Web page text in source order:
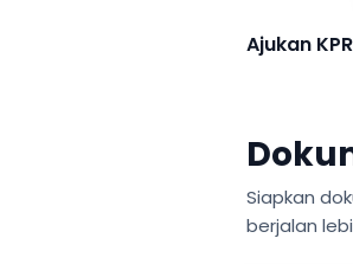
Ajukan
Siapkan
berjalan